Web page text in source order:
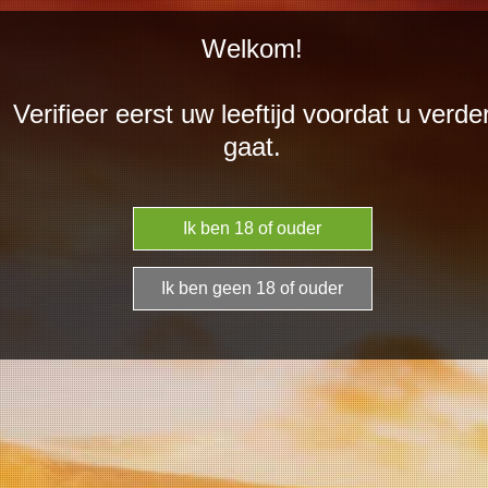
de
Portugieser half
droge Rosé 2024
Franz Jäckel
€ 6,95
In
Welkom!
Verifieer eerst uw leeftijd voordat u
gaat.